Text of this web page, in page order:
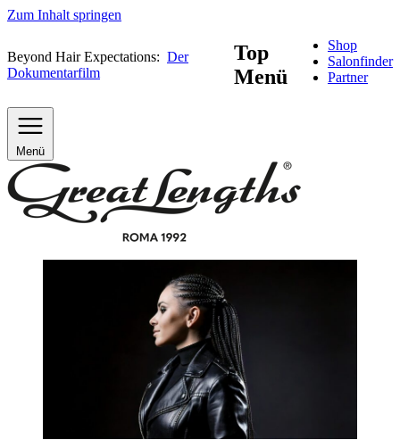
Zum Inhalt springen
Beyond Hair Expectations: Der
Dokumentarfilm
Top
Menü
Shop
Salonfinder
Partner
Menü